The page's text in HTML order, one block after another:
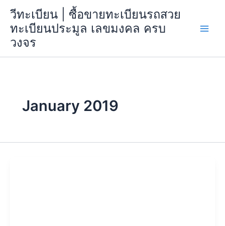
content
วีทะเบียน | ซื้อขายทะเบียนรถสวย
ทะเบียนประมูล เลขมงคล ครบ
วงจร
January 2019